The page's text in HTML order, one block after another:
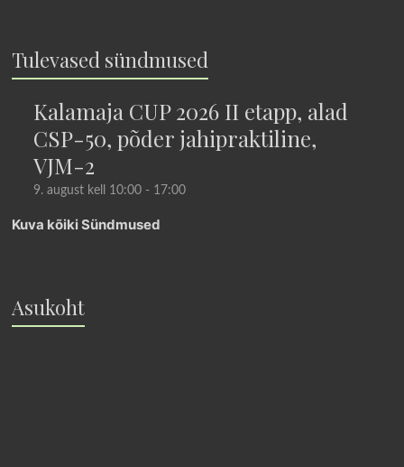
Tulevased sündmused
Kalamaja CUP 2026 II etapp, alad
CSP-50, põder jahipraktiline,
VJM-2
9. august kell 10:00 - 17:00
Kuva kõiki Sündmused
Asukoht